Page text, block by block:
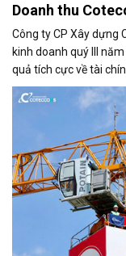
Doanh thu
Công ty CP Xây dựng
kinh doanh quý III
quả tích cực về tài
nhất quý đạt 5.003 tỷ
tốc độ thi công và bàn